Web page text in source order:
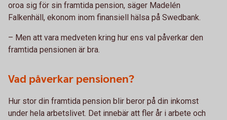
oroa sig för sin framtida pension, säger Madelén
Falkenhäll, ekonom inom finansiell hälsa på Swedbank.
– Men att vara medveten kring hur ens val påverkar den
framtida pensionen är bra.
Vad påverkar pensionen?
Hur stor din framtida pension blir beror på din inkomst
under hela arbetslivet. Det innebär att fler år i arbete och